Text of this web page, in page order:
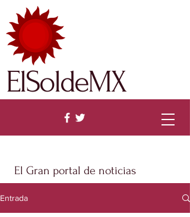
El Gran portal de noticias
ElSoldeMX
Entrada